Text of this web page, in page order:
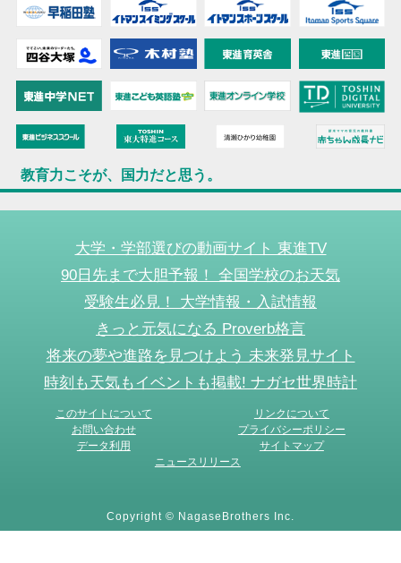
教育力こそが、国力だと思う。
大学・学部選びの動画サイト 東進TV
90日先まで大胆予報！ 全国学校のお天気
受験生必見！ 大学情報・入試情報
きっと元気になる Proverb格言
将来の夢や進路を見つけよう 未来発見サイト
時刻も天気もイベントも掲載! ナガセ世界時計
このサイトについて
リンクについて
お問い合わせ
プライバシーポリシー
データ利用
サイトマップ
ニュースリリース
Copyright © NagaseBrothers Inc.